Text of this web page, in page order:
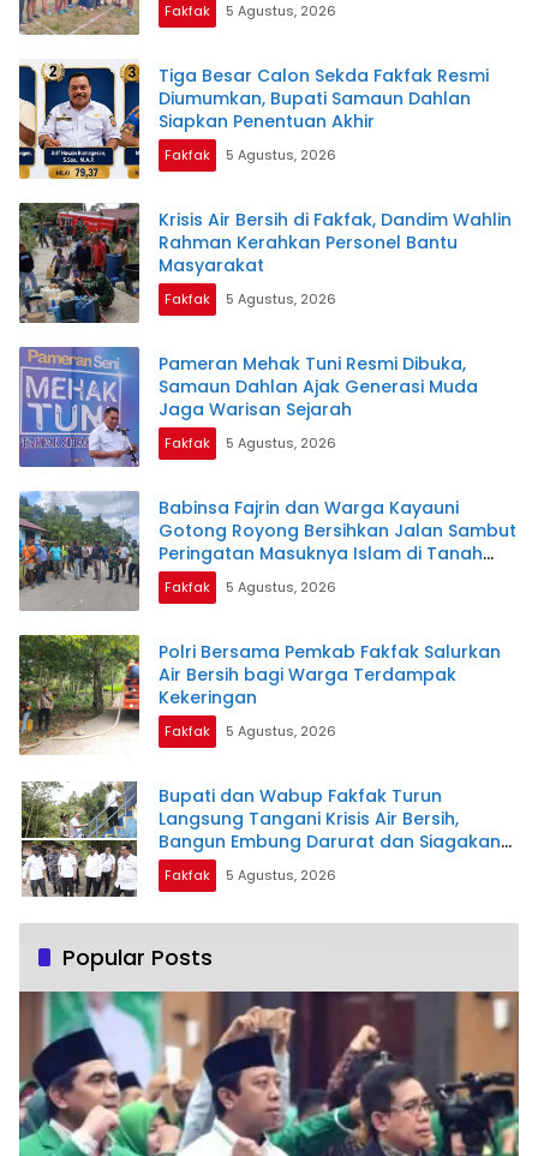
Fakfak 5 Agustus, 2026
Tiga Besar Calon Sekda Fakfak Resmi
Diumumkan, Bupati Samaun Dahlan
Siapkan Penentuan Akhir
Fakfak 5 Agustus, 2026
Krisis Air Bersih di Fakfak, Dandim Wahlin
Rahman Kerahkan Personel Bantu
Masyarakat
Fakfak 5 Agustus, 2026
Pameran Mehak Tuni Resmi Dibuka,
Samaun Dahlan Ajak Generasi Muda
Jaga Warisan Sejarah
Fakfak 5 Agustus, 2026
Babinsa Fajrin dan Warga Kayauni
Gotong Royong Bersihkan Jalan Sambut
Peringatan Masuknya Islam di Tanah
Papua
Fakfak 5 Agustus, 2026
Polri Bersama Pemkab Fakfak Salurkan
Air Bersih bagi Warga Terdampak
Kekeringan
Fakfak 5 Agustus, 2026
Bupati dan Wabup Fakfak Turun
Langsung Tangani Krisis Air Bersih,
Bangun Embung Darurat dan Siagakan
Distribusi Air Gratis
Fakfak 5 Agustus, 2026
Popular Posts